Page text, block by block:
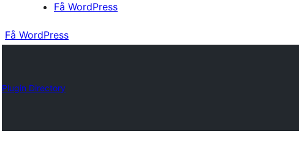
Få WordPress
Få WordPress
Plugin Directory